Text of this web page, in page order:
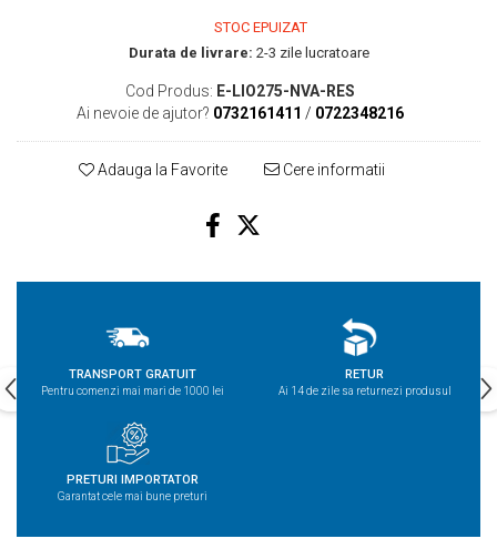
STOC EPUIZAT
Durata de livrare: 2-3 zile lucratoare
Cod Produs: E-LIO275-NVA-RES
Ai nevoie de ajutor? 0732161411 / 0722348216
Adauga la Favorite Cere informatii
TRANSPORT GRATUIT
Pentru comenzi mai mari de 1000 lei
RETUR
Ai 14 de zile sa returnezi produsul
PRETURI IMPORTATOR
Garantat cele mai bune preturi